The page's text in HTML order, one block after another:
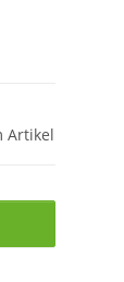
Artikel